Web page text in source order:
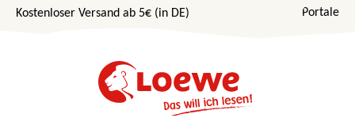
Zum Hauptinhalt springen
Kostenloser Versand ab 5€ (in DE) Portale